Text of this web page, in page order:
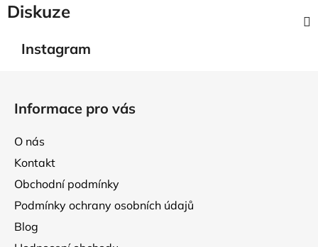
Diskuze
Instagram
Informace pro vás
O nás
Kontakt
Obchodní podmínky
Podmínky ochrany osobních údajů
Blog